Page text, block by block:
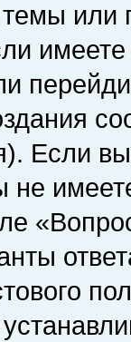
или
Если